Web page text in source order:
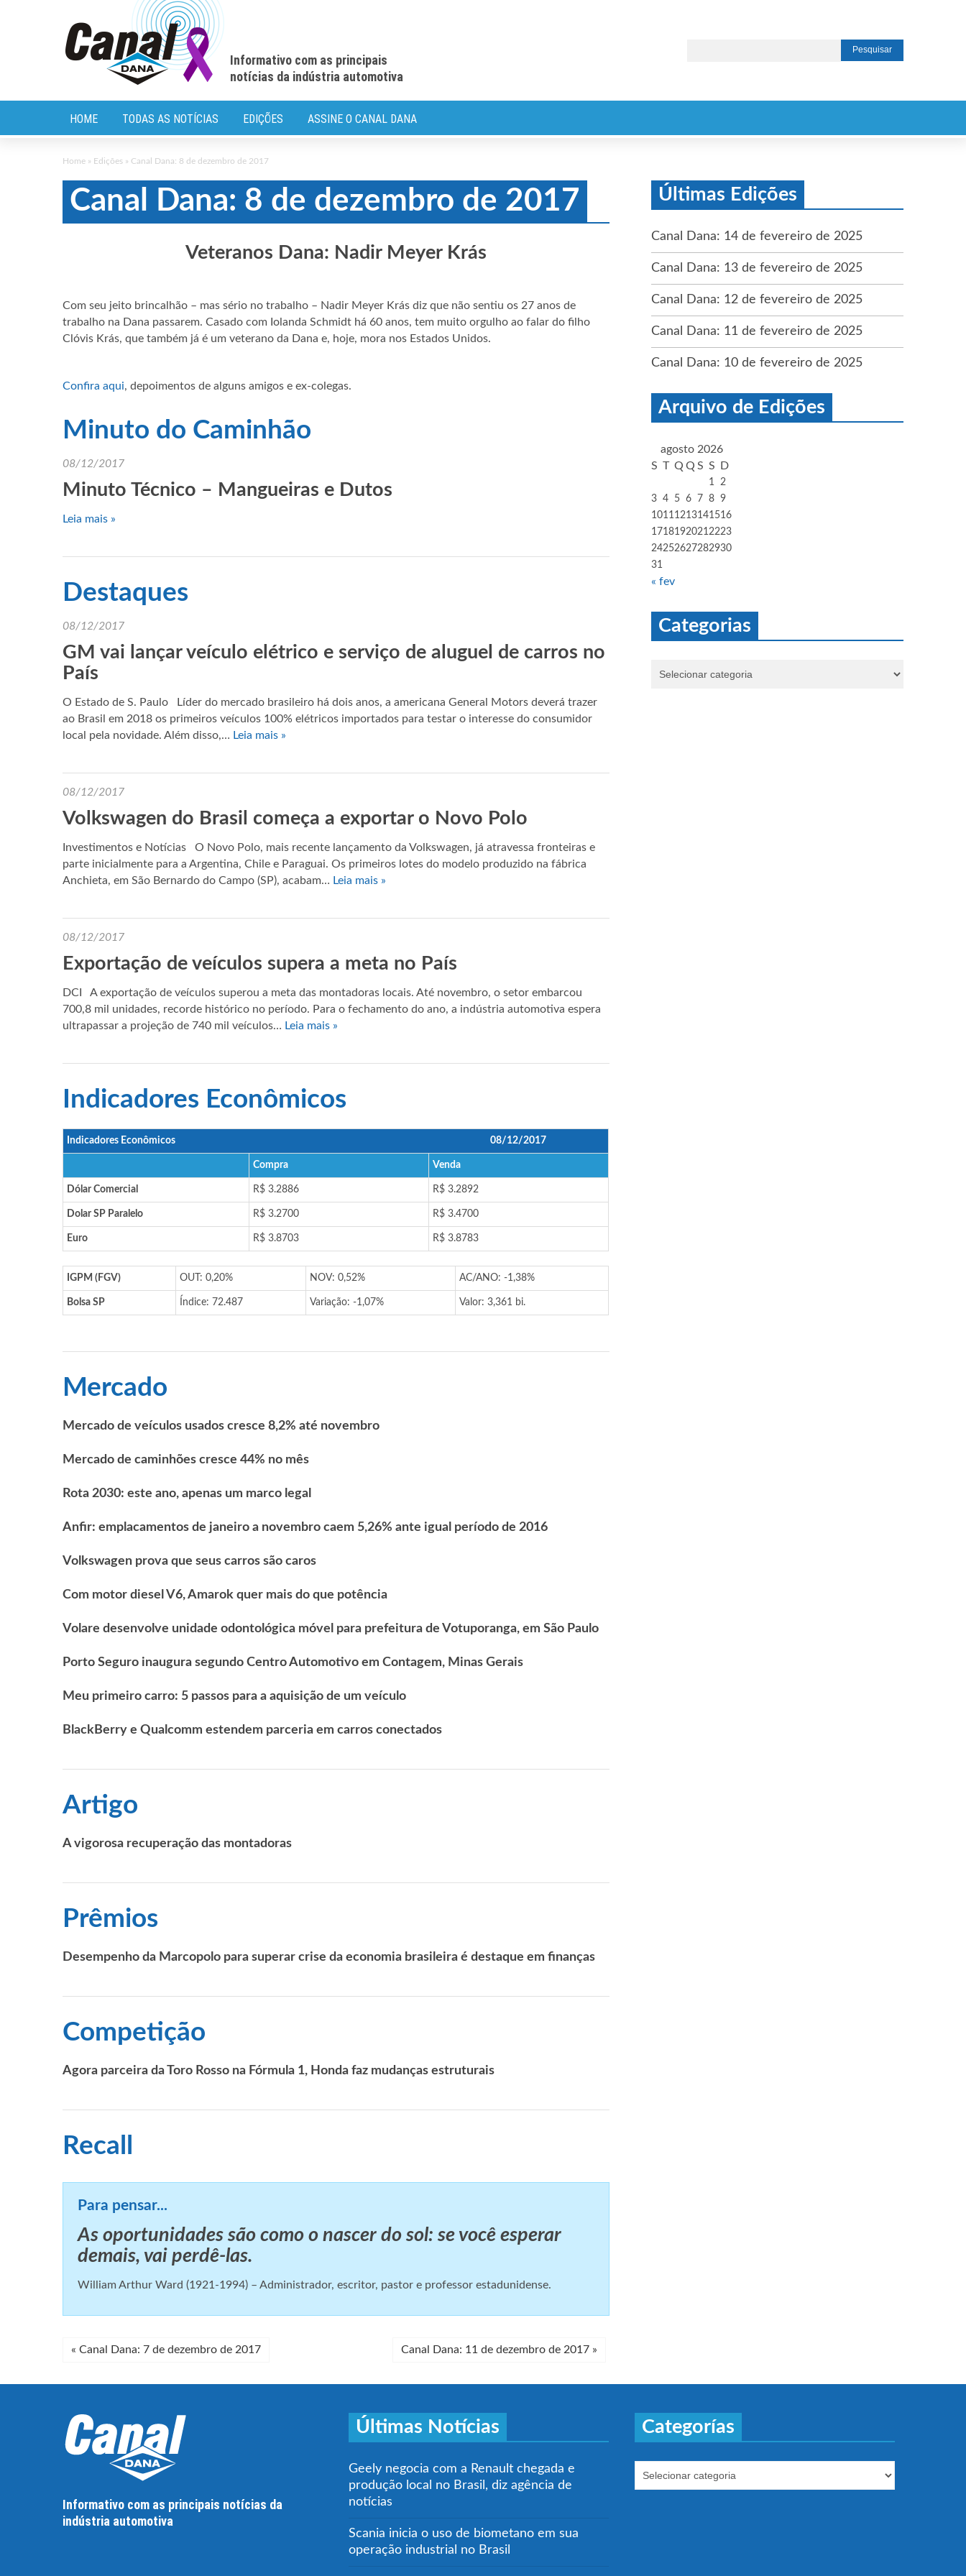
Informativo com as principais
notícias da indústria automotiva
HOME TODAS AS NOTÍCIAS EDIÇÕES ASSINE O CANAL DANA
Home » Edições » Canal Dana: 8 de dezembro de 2017
Canal Dana: 8 de dezembro de 2017
Veteranos Dana: Nadir Meyer Krás
Com seu jeito brincalhão – mas sério no trabalho – Nadir Meyer Krás diz que não sentiu os 27 anos de
trabalho na Dana passarem. Casado com Iolanda Schmidt há 60 anos, tem muito orgulho ao falar do filho
Clóvis Krás, que também já é um veterano da Dana e, hoje, mora nos Estados Unidos.
Confira aqui, depoimentos de alguns amigos e ex-colegas.
Minuto do Caminhão
08/12/2017
Minuto Técnico – Mangueiras e Dutos
Leia mais »
Destaques
08/12/2017
GM vai lançar veículo elétrico e serviço de aluguel de carros no
País
O Estado de S. Paulo Líder do mercado brasileiro há dois anos, a americana General Motors deverá trazer
ao Brasil em 2018 os primeiros veículos 100% elétricos importados para testar o interesse do consumidor
local pela novidade. Além disso,… Leia mais »
08/12/2017
Volkswagen do Brasil começa a exportar o Novo Polo
Investimentos e Notícias O Novo Polo, mais recente lançamento da Volkswagen, já atravessa fronteiras e
parte inicialmente para a Argentina, Chile e Paraguai. Os primeiros lotes do modelo produzido na fábrica
Anchieta, em São Bernardo do Campo (SP), acabam… Leia mais »
08/12/2017
Exportação de veículos supera a meta no País
DCI A exportação de veículos superou a meta das montadoras locais. Até novembro, o setor embarcou
700,8 mil unidades, recorde histórico no período. Para o fechamento do ano, a indústria automotiva espera
ultrapassar a projeção de 740 mil veículos… Leia mais »
Indicadores Econômicos
Indicadores Econômicos 08/12/2017
Compra Venda
Dólar Comercial R$ 3.2886 R$ 3.2892
Dolar SP Paralelo R$ 3.2700 R$ 3.4700
Euro R$ 3.8703 R$ 3.8783
IGPM (FGV) OUT: 0,20% NOV: 0,52% AC/ANO: -1,38%
Bolsa SP Índice: 72.487 Variação: -1,07% Valor: 3,361 bi.
Mercado
Mercado de veículos usados cresce 8,2% até novembro
Mercado de caminhões cresce 44% no mês
Rota 2030: este ano, apenas um marco legal
Anfir: emplacamentos de janeiro a novembro caem 5,26% ante igual período de 2016
Volkswagen prova que seus carros são caros
Com motor diesel V6, Amarok quer mais do que potência
Volare desenvolve unidade odontológica móvel para prefeitura de Votuporanga, em São Paulo
Porto Seguro inaugura segundo Centro Automotivo em Contagem, Minas Gerais
Meu primeiro carro: 5 passos para a aquisição de um veículo
BlackBerry e Qualcomm estendem parceria em carros conectados
Artigo
A vigorosa recuperação das montadoras
Prêmios
Desempenho da Marcopolo para superar crise da economia brasileira é destaque em finanças
Competição
Agora parceira da Toro Rosso na Fórmula 1, Honda faz mudanças estruturais
Recall
Para pensar...
As oportunidades são como o nascer do sol: se você esperar
demais, vai perdê-las.
William Arthur Ward (1921-1994) – Administrador, escritor, pastor e professor estadunidense.
« Canal Dana: 7 de dezembro de 2017 Canal Dana: 11 de dezembro de 2017 »
Últimas Edições
Canal Dana: 14 de fevereiro de 2025
Canal Dana: 13 de fevereiro de 2025
Canal Dana: 12 de fevereiro de 2025
Canal Dana: 11 de fevereiro de 2025
Canal Dana: 10 de fevereiro de 2025
Arquivo de Edições
agosto 2026
S T Q Q S S D
1
2
3 4 5 6 7 8 9
10111213141516
17181920212223
24252627282930
31
« fev
Categorias
Informativo com as principais notícias da
indústria automotiva
Últimas Notícias
Geely negocia com a Renault chegada e
produção local no Brasil, diz agência de
notícias
Scania inicia o uso de biometano em sua
operação industrial no Brasil
Categorías